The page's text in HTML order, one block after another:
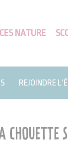
NATURE
REJOINDRE